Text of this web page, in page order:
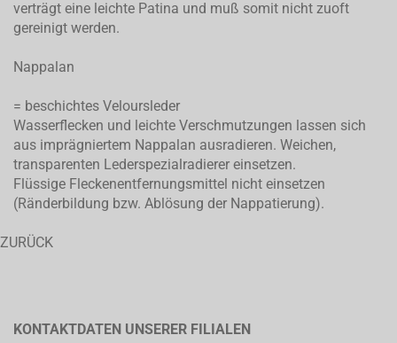
verträgt eine leichte Patina und muß somit nicht zuoft
gereinigt werden.
Nappalan
= beschichtes Veloursleder
Wasserflecken und leichte Verschmutzungen lassen sich
aus imprägniertem Nappalan ausradieren. Weichen,
transparenten Lederspezialradierer einsetzen.
Flüssige Fleckenentfernungsmittel nicht einsetzen
(Ränderbildung bzw. Ablösung der Nappatierung).
ZURÜCK
KONTAKTDATEN UNSERER FILIALEN